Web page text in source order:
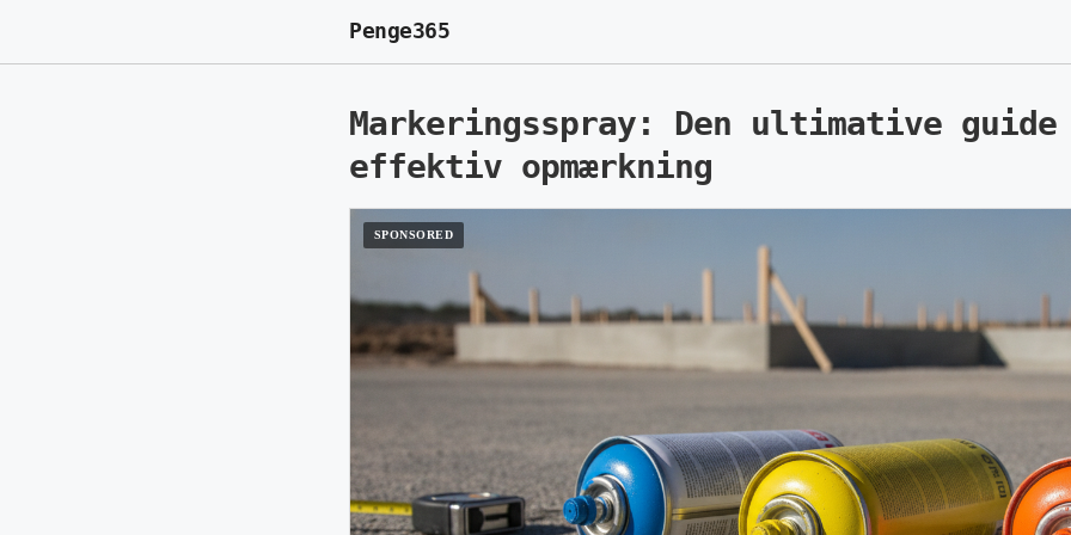
Penge365
Markeringsspray: Den ultimative
effektiv opmærkning